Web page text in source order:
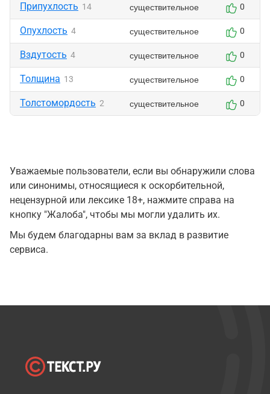
Припухлость 14 существительное 0
Опухлость 4 существительное 0
Вздутость 4 существительное 0
Толщина 13 существительное 0
Толстомордость 2 существительное 0
Уважаемые пользователи, если вы обнаружили слова
или синонимы, относящиеся к оскорбительной,
нецензурной или лексике 18+, нажмите справа на
кнопку "Жалоба", чтобы мы могли удалить их.
Мы будем благодарны вам за вклад в развитие
сервиса.